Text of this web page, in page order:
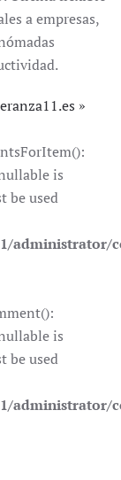
a empresas,
is
be used
is
be used